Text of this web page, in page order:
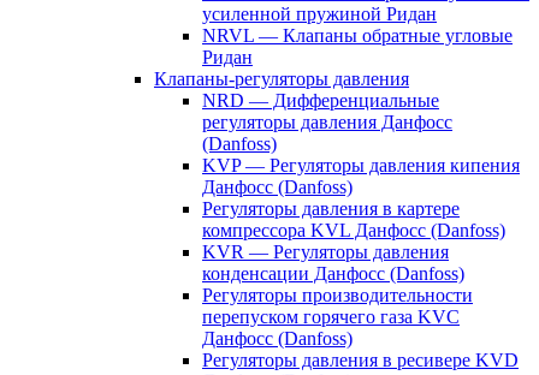
усиленной пружиной Ридан
NRVL — Клапаны обратные угловые
Ридан
Клапаны-регуляторы давления
NRD — Дифференциальные
регуляторы давления Данфосс
(Danfoss)
KVP — Регуляторы давления кипения
Данфосс (Danfoss)
Регуляторы давления в картере
компрессора KVL Данфосс (Danfoss)
KVR — Регуляторы давления
конденсации Данфосс (Danfoss)
Регуляторы производительности
перепуском горячего газа KVC
Данфосс (Danfoss)
Регуляторы давления в ресивере KVD